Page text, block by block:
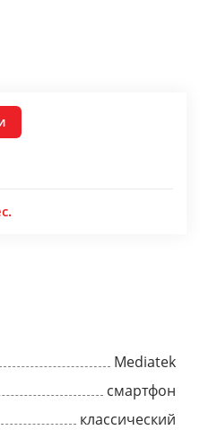
Mediatek
смартфон
классический